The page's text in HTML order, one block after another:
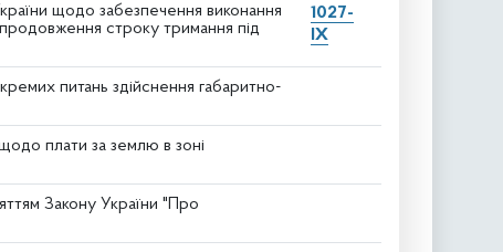
щодо забезпечення виконання
строку тримання під
1027-
ІХ
питань здійснення габаритно-
плати за землю в зоні
Закону України "Про